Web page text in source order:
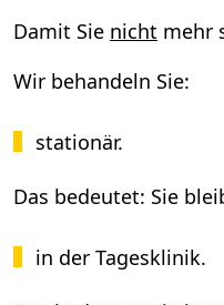
Damit Sie nicht mehr
Wir behandeln Sie:
stationär.
Das bedeutet: Sie
in der Tagesklinik.